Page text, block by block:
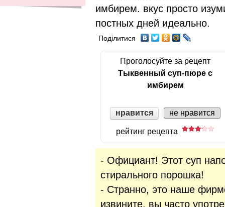
имбирем. вкус просто
постных дней идеально.
Поділитися
Проголосуйте за рецепт
Тыквенный суп-пюре с
имбирем
нравится не нравится
рейтинг рецепта
- Официант! Этот суп
стирального порошка!
- Странно, это наше
извините, вы часто